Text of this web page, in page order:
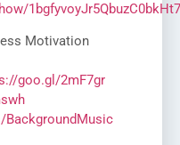
1bgfyvoyJr5QbuzC0bkHt7
Motivation
goo.gl/2mF7gr
BackgroundMusic